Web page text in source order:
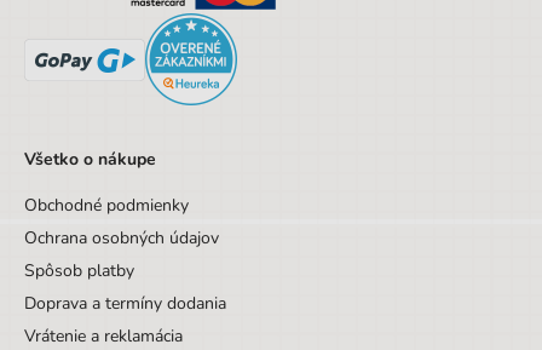
Všetko o nákupe
Obchodné podmienky
Ochrana osobných údajov
Spôsob platby
Doprava a termíny dodania
Vrátenie a reklamácia